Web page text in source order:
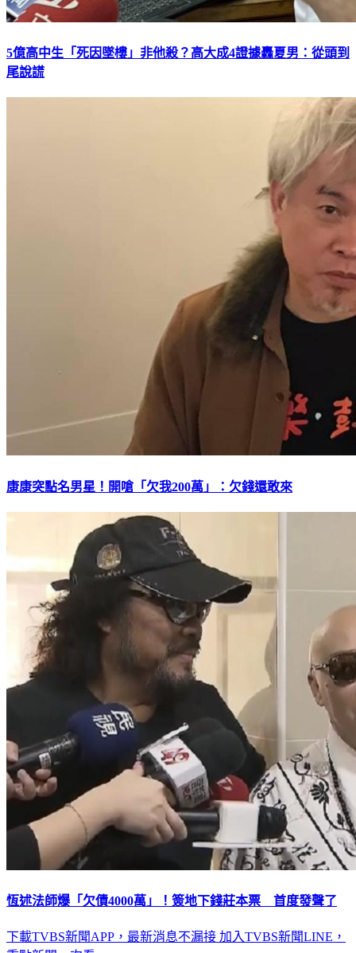
5億高中生「死因墜樓」非他殺？高大成4證據轟夏男：從頭到
尾說謊
康康突點名男星！開嗆「欠我200萬」：欠錢還敢來
恆述法師爆「欠債4000萬」！簽地下錢莊本票 首度發聲了
下載TVBS新聞APP，最新消息不漏接 加入TVBS新聞LINE，